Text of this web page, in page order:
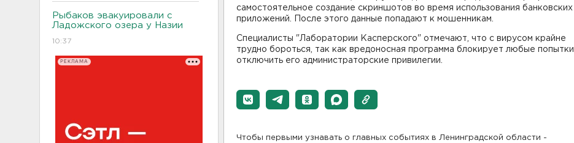
Рыбаков эвакуировали с
Ладожского озера у Назии
10:37
РЕКЛАМА
самостоятельное создание скриншотов во время использования банковских
приложений. После этого данные попадают к мошенникам.
Специалисты "Лаборатории Касперского" отмечают, что с вирусом крайне
трудно бороться, так как вредоносная программа блокирует любые попытки
отключить его администраторские привилегии.
Чтобы первыми узнавать о главных событиях в Ленинградской области -